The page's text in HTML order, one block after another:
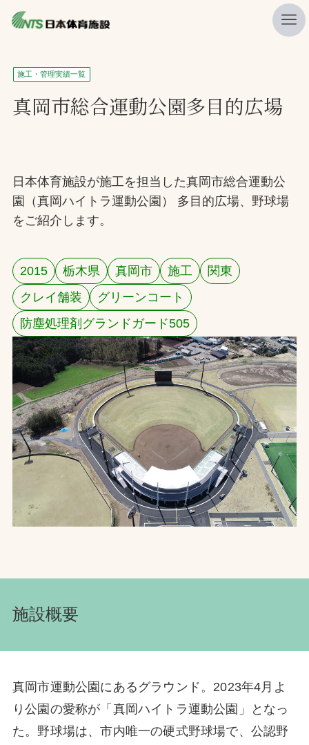
私たちの強み
ニュース
製品・サービス一覧
施工・管理実績一覧
採用情報
お問合せ
お取引先の皆様へ
プライバシーポリシー
ソーシャルメディアポリシー
InstagramFacebookYouTube
文字の見えづらさや操作にお困りの方へ
施工・管理実績一覧
真岡市総合運動公園多目的広場
日本体育施設が施工を担当した真岡市総合運動公
園（真岡ハイトラ運動公園） 多目的広場、野球場
をご紹介します。
2015 栃木県 真岡市 施工
関東
クレイ舗装
グリーンコート
防塵処理剤グランドガード505
施設概要
真岡市運動公園にあるグラウンド。2023年4月よ
り公園の愛称が「真岡ハイトラ運動公園」となっ
た。野球場は、市内唯一の硬式野球場で、公認野